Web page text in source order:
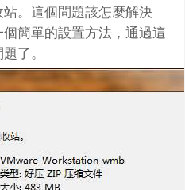
。這個問題該怎麼解決
簡單的設置方法，通過這
了。